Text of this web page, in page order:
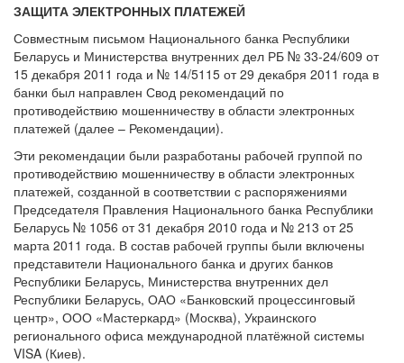
ЗАЩИТА ЭЛЕКТРОННЫХ ПЛАТЕЖЕЙ
Совместным письмом Национального банка Республики
Беларусь и Министерства внутренних дел РБ № 33-24/609 от
15 декабря 2011 года и № 14/5115 от 29 декабря 2011 года в
банки был направлен Свод рекомендаций по
противодействию мошенничеству в области электронных
платежей (далее – Рекомендации).
Эти рекомендации были разработаны рабочей группой по
противодействию мошенничеству в области электронных
платежей, созданной в соответствии с распоряжениями
Председателя Правления Национального банка Республики
Беларусь № 1056 от 31 декабря 2010 года и № 213 от 25
марта 2011 года. В состав рабочей группы были включены
представители Национального банка и других банков
Республики Беларусь, Министерства внутренних дел
Республики Беларусь, ОАО «Банковский процессинговый
центр», ООО «Мастеркард» (Москва), Украинского
регионального офиса международной платёжной системы
VISA (Киев).